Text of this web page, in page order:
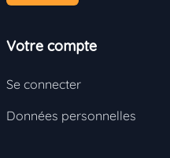
Votre compte
Se connecter
Données personnelles